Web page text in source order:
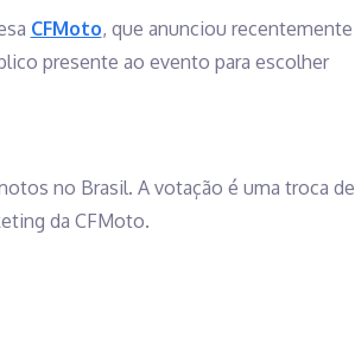
CFMoto, que anunciou recentemente
presente ao evento para escolher
no Brasil. A votação é uma troca de
da CFMoto.